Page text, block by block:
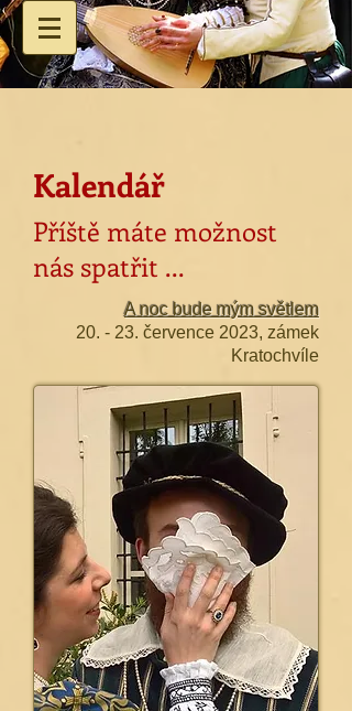
Kalendář
Příště máte možnost
nás spatřit ...
A noc bude mým světlem
20. - 23. července 2023, zámek
Kratochvíle